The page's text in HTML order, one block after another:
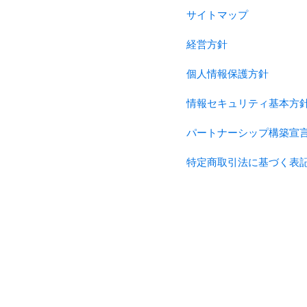
サイトマップ
経営方針
個人情報保護方針
情報セキュリティ基本方
パートナーシップ構築宣
特定商取引法に基づく表